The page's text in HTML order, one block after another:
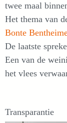
twee maal
Het thema van
Bonte
De laatste
Een van de
het vlees
Transparantie